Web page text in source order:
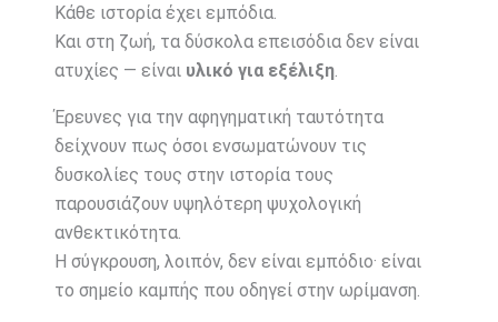
Κάθε ιστορία έχει εμπόδια.
Και στη ζωή, τα δύσκολα επεισόδια δεν είναι
ατυχίες — είναι υλικό για εξέλιξη.
Έρευνες για την αφηγηματική ταυτότητα
δείχνουν πως όσοι ενσωματώνουν τις
δυσκολίες τους στην ιστορία τους
παρουσιάζουν υψηλότερη ψυχολογική
ανθεκτικότητα.
Η σύγκρουση, λοιπόν, δεν είναι εμπόδιο· είναι
το σημείο καμπής που οδηγεί στην ωρίμανση.